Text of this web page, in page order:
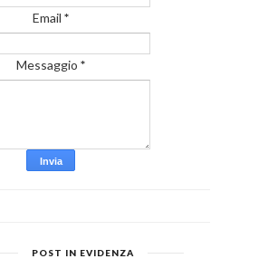
Email *
Messaggio *
POST IN EVIDENZA